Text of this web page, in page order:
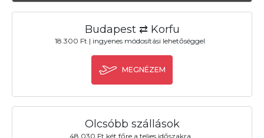
Budapest ⇄ Korfu
18.300 Ft | ingyenes módosítási lehetőséggel
MEGNÉZEM
Olcsóbb szállások
48.030 Ft két főre a teljes időszakra